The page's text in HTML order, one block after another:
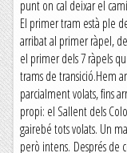
punt on cal deixar el
El primer tram està ple
arribat al primer ràpel,
el primer dels 7 ràpels
trams de transició.Hem
parcialment volats, fins
propi: el Sallent dels
gairebé tots volats. Un
però intens. Després de